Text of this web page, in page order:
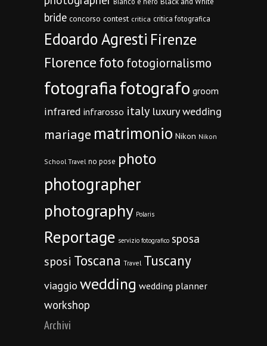
bride concorso contest critica critica fotografica
Edoardo Agresti Firenze
Florencefoto fotogiornalismo
fotografiafotografo groom
infrared infrarosso italy luxury wedding
mariage matrimonio Nikon Nikon
School Travel no pose photo
photographer
photography Polaris
Reportage servizio fotografico sposa
sposi Toscana Travel Tuscany
viaggio wedding wedding planner
workshop
Archivi